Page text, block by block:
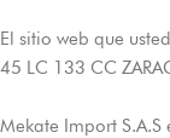
El sitio web que
45 LC 133 CC
Mekate Import